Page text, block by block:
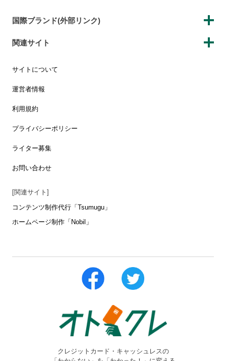
国際ブランド(外部リンク)
関連サイト
サイトについて
運営者情報
利用規約
プライバシーポリシー
ライター募集
お問い合わせ
[関連サイト]
コンテンツ制作代行「Tsumugu」
ホームページ制作「Nobil」
クレジットカード・キャッシュレスの